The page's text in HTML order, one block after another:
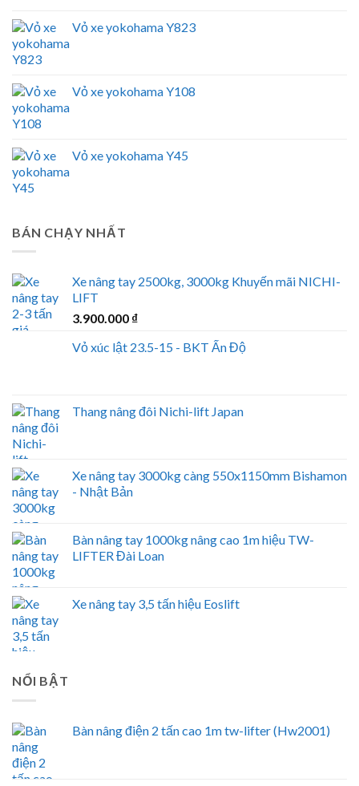
Vỏ xe yokohama Y823
Vỏ xe yokohama Y108
Vỏ xe yokohama Y45
BÁN CHẠY NHẤT
Xe nâng tay 2500kg, 3000kg Khuyến mãi NICHI-
LIFT
3.900.000 ₫
Vỏ xúc lật 23.5-15 - BKT Ấn Độ
Thang nâng đôi Nichi-lift Japan
Xe nâng tay 3000kg càng 550x1150mm Bishamon
- Nhật Bản
Bàn nâng tay 1000kg nâng cao 1m hiệu TW-
LIFTER Đài Loan
Xe nâng tay 3,5 tấn hiệu Eoslift
NỔI BẬT
Bàn nâng điện 2 tấn cao 1m tw-lifter (Hw2001)